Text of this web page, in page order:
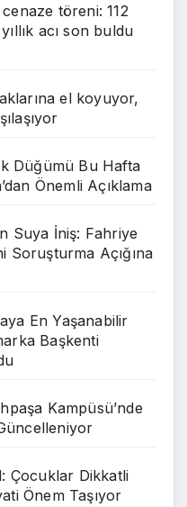
töreni: 112
acı son buldu
el koyuyor,
Düğümü Bu Hafta
Önemli Açıklama
Suya İniş: Fahriye
Soruşturma Açığına
En Yaşanabilir
Başkenti
Kampüsü’nde
Çocuklar Dikkatli
Önem Taşıyor